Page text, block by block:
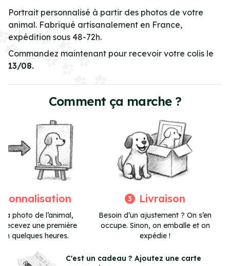
Portrait personnalisé à partir des photos de votre
animal. Fabriqué artisanalement en France,
expédition sous 48-72h.
Commandez maintenant pour recevoir votre colis le
13/08.
Comment ça marche ?
photo de l’animal,
recevez une première
quelques heures.
3 Livraison
Besoin d’un ajustement ? On s’en
occupe. Sinon, on emballe et on
expédie !
C'est un cadeau ? Ajoutez une carte